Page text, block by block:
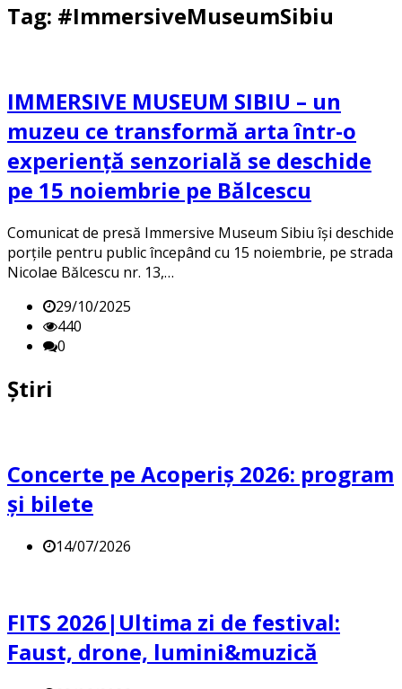
Tag: #ImmersiveMuseumSibiu
IMMERSIVE MUSEUM SIBIU – un
muzeu ce transformă arta într-o
experiență senzorială se deschide
pe 15 noiembrie pe Bălcescu
Comunicat de presă Immersive Museum Sibiu își deschide
porțile pentru public începând cu 15 noiembrie, pe strada
Nicolae Bălcescu nr. 13,…
29/10/2025
440
0
Știri
Concerte pe Acoperiș 2026: program
și bilete
14/07/2026
FITS 2026|Ultima zi de festival:
Faust, drone, lumini&muzică